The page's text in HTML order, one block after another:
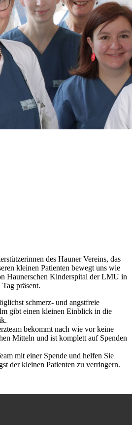
des Hauner Vereins, das
kleinen Patienten bewegt uns wie
Haunerschen Kinderspital der LMU in
präsent.
schmerz- und angstfreie
gibt einen kleinen Einblick in die
bekommt nach wie vor keine
Mitteln und ist komplett auf Spenden
mit einer Spende und helfen Sie
der kleinen Patienten zu verringern.